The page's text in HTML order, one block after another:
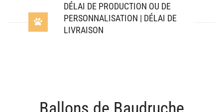
DÉLAI DE PRODUCTION OU DE
PERSONNALISATION | DÉLAI DE
LIVRAISON
Ballons de Baudruche